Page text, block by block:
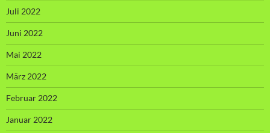
Juli 2022
Juni 2022
Mai 2022
März 2022
Februar 2022
Januar 2022